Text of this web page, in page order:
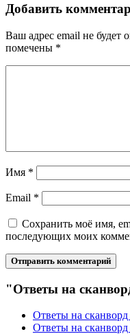
Добавить
Ваш адрес email не будет
помечены *
Имя *
Email *
Сохранить моё имя,
последующих моих
"Ответы на
Ответы на
Ответы на